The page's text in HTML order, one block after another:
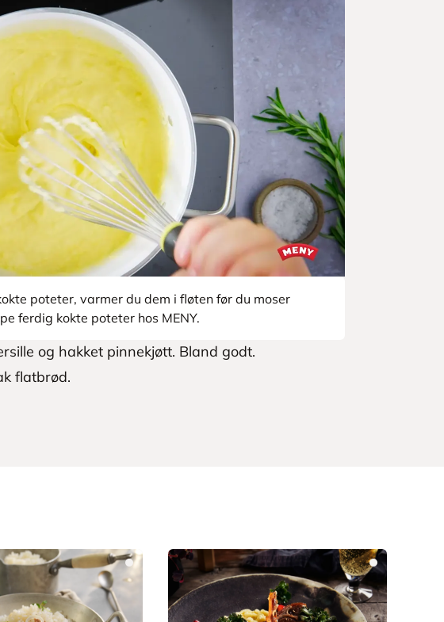
poteter, varmer du dem i fløten før du moser
ferdig kokte poteter hos MENY.
og hakket pinnekjøtt. Bland godt.
flatbrød.